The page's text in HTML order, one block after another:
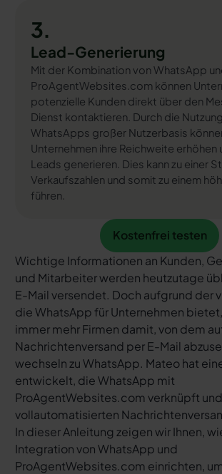
3.
Lead-Generierung
Mit der Kombination von WhatsApp
ProAgentWebsites.com können
potenzielle Kunden direkt über den
Dienst kontaktieren. Durch die
WhatsApps großer Nutzerbasis
Unternehmen ihre Reichweite erhöhen
Leads generieren. Dies kann zu einer
Verkaufszahlen und somit zu einem
führen.
Kostenfrei testen
Kostenfrei testen
Wichtige Informationen an Kunden,
und Mitarbeiter werden heutzutage
E-Mail versendet. Doch aufgrund der
die WhatsApp für Unternehmen
immer mehr Firmen damit, von dem
Nachrichtenversand per E-Mail
wechseln zu WhatsApp. Mateo hat
entwickelt, die WhatsApp mit
ProAgentWebsites.com verknüpft
vollautomatisierten
In dieser Anleitung zeigen wir Ihnen,
Integration von WhatsApp und
ProAgentWebsites.com einrichten,